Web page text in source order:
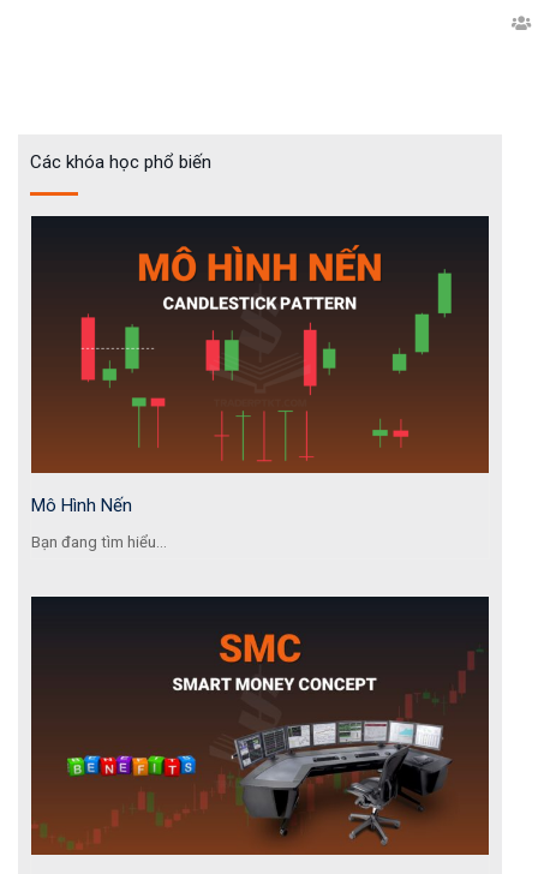
xác
Các khóa học phổ biến
Mô Hình Nến
Bạn đang tìm hiểu...